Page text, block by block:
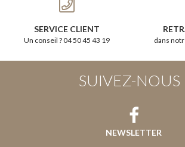
SERVICE CLIENT
Un conseil ? 04 50 45 43 19 dans
SUIVEZ-NOUS
NEWSLETTER